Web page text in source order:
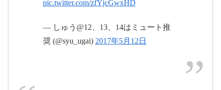
EXILE mobile
最新情報から､チケット先行予約､ブログ､動画､画像
pic.twitter.com/zfYjcGwxHD
— しゅう@12、13、14はミュート推
奨 (@syu_ugai) 2017年5月12日